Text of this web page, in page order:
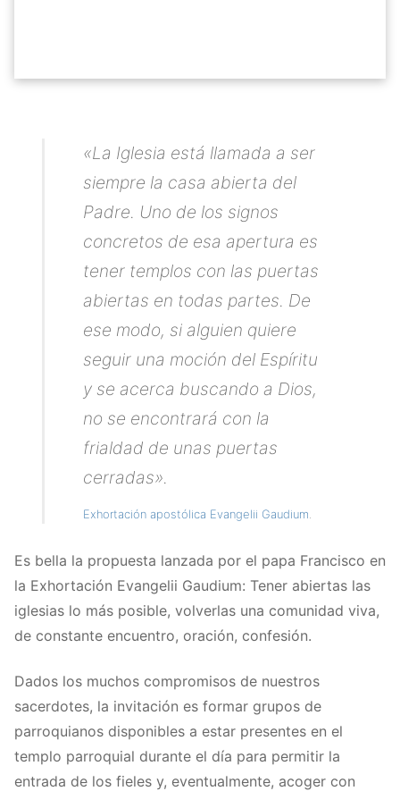
«La Iglesia está llamada a ser
siempre la casa abierta del
Padre. Uno de los signos
concretos de esa apertura es
tener templos con las puertas
abiertas en todas partes. De
ese modo, si alguien quiere
seguir una moción del Espíritu
y se acerca buscando a Dios,
no se encontrará con la
frialdad de unas puertas
cerradas».
Exhortación apostólica Evangelii Gaudium
Es bella la propuesta lanzada por el papa Francisco en
la Exhortación Evangelii Gaudium: Tener abiertas las
iglesias lo más posible, volverlas una comunidad viva,
de constante encuentro, oración, confesión.
Dados los muchos compromisos de nuestros
sacerdotes, la invitación es formar grupos de
parroquianos disponibles a estar presentes en el
templo parroquial durante el día para permitir la
entrada de los fieles y, eventualmente, acoger con